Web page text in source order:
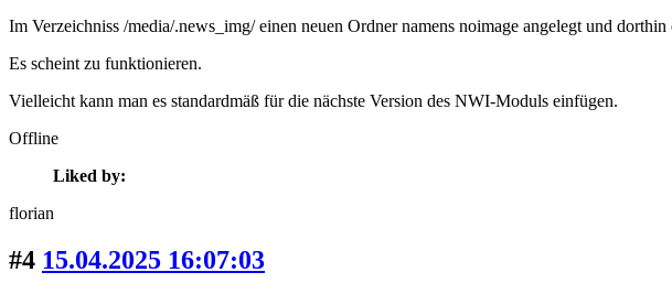
Im Verzeichniss /media/.news_img/ einen neuen Ordner namens noimage angelegt und
Es scheint zu funktionieren.
Vielleicht kann man es standardmäß für die nächste Version des NWI-Moduls einfügen.
Offline
Liked by:
florian
#4 15.04.2025 16:07:03